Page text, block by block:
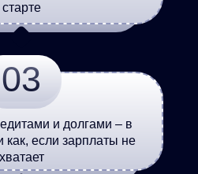
старте
03
и долгами – в
как, если зарплаты не
хватает